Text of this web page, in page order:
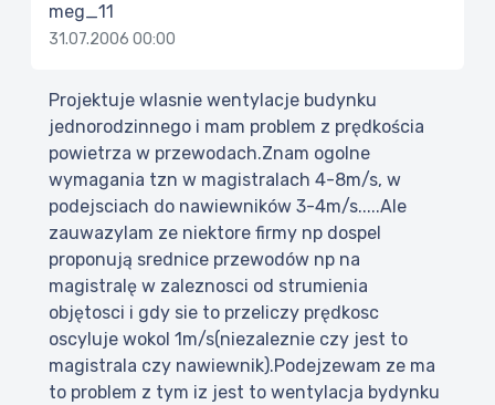
meg_11
31.07.2006 00:00
Projektuje wlasnie wentylacje budynku
jednorodzinnego i mam problem z prędkościa
powietrza w przewodach.Znam ogolne
wymagania tzn w magistralach 4-8m/s, w
podejsciach do nawiewników 3-4m/s.....Ale
zauwazylam ze niektore firmy np dospel
proponują srednice przewodów np na
magistralę w zaleznosci od strumienia
objętosci i gdy sie to przeliczy prędkosc
oscyluje wokol 1m/s(niezaleznie czy jest to
magistrala czy nawiewnik).Podejzewam ze ma
to problem z tym iz jest to wentylacja bydynku